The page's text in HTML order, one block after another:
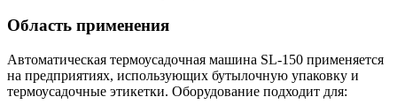
Область применения
Автоматическая термоусадочная машина SL-150 применяется
на предприятиях, использующих бутылочную упаковку и
термоусадочные этикетки. Оборудование подходит для: